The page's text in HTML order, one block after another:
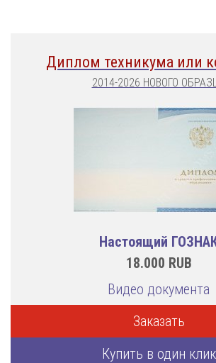
Диплом техникума или
2014-2026 НОВОГО
Настоящий
18.000 RUB
Видео документа
Заказать
Купить в один клик